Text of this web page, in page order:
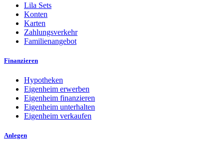
Lila Sets
Konten
Karten
Zahlungsverkehr
Familienangebot
Finanzieren
Hypotheken
Eigenheim erwerben
Eigenheim finanzieren
Eigenheim unterhalten
Eigenheim verkaufen
Anlegen